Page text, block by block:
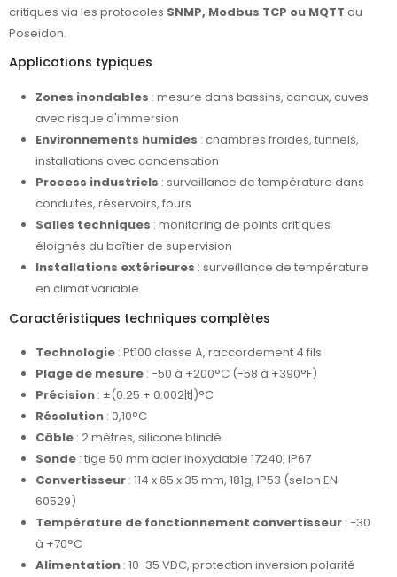
critiques via les protocoles SNMP, Modbus TCP ou MQTT du
Poseidon.
Applications typiques
Zones inondables : mesure dans bassins, canaux, cuves
avec risque d'immersion
Environnements humides : chambres froides, tunnels,
installations avec condensation
Process industriels : surveillance de température dans
conduites, réservoirs, fours
Salles techniques : monitoring de points critiques
éloignés du boîtier de supervision
Installations extérieures : surveillance de température
en climat variable
Caractéristiques techniques complètes
Technologie : Pt100 classe A, raccordement 4 fils
Plage de mesure : -50 à +200°C (-58 à +390°F)
Précision : ±(0.25 + 0.002|t|)°C
Résolution : 0,10°C
Câble : 2 mètres, silicone blindé
Sonde : tige 50 mm acier inoxydable 17240, IP67
Convertisseur : 114 x 65 x 35 mm, 181g, IP53 (selon EN
60529)
Température de fonctionnement convertisseur : -30
à +70°C
Alimentation : 10-35 VDC, protection inversion polarité